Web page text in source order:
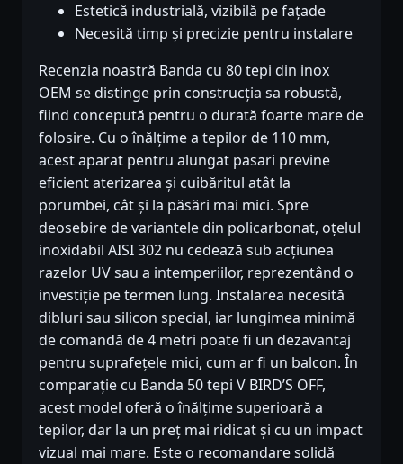
Estetică industrială, vizibilă pe fațade
Necesită timp și precizie pentru instalare
Recenzia noastră Banda cu 80 tepi din inox
OEM se distinge prin construcția sa robustă,
fiind concepută pentru o durată foarte mare de
folosire. Cu o înălțime a tepilor de 110 mm,
acest aparat pentru alungat pasari previne
eficient aterizarea și cuibăritul atât la
porumbei, cât și la păsări mai mici. Spre
deosebire de variantele din policarbonat, oțelul
inoxidabil AISI 302 nu cedează sub acțiunea
razelor UV sau a intemperiilor, reprezentând o
investiție pe termen lung. Instalarea necesită
dibluri sau silicon special, iar lungimea minimă
de comandă de 4 metri poate fi un dezavantaj
pentru suprafețele mici, cum ar fi un balcon. În
comparație cu Banda 50 tepi V BIRD’S OFF,
acest model oferă o înălțime superioară a
tepilor, dar la un preț mai ridicat și cu un impact
vizual mai mare. Este o recomandare solidă